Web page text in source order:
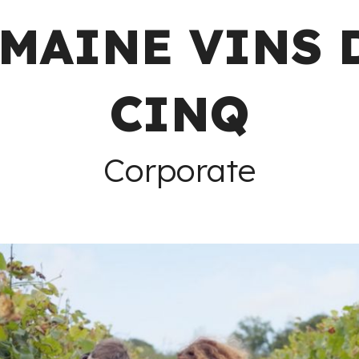
VINS
CINQ
Corporate